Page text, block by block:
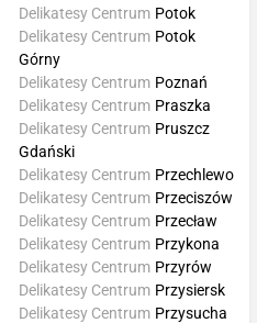
Delikatesy Centrum Potok
Delikatesy Centrum Potok
Górny
Delikatesy Centrum Poznań
Delikatesy Centrum Praszka
Delikatesy Centrum Pruszcz
Gdański
Delikatesy Centrum Przechlewo
Delikatesy Centrum Przeciszów
Delikatesy Centrum Przecław
Delikatesy Centrum Przykona
Delikatesy Centrum Przyrów
Delikatesy Centrum Przysiersk
Delikatesy Centrum Przysucha